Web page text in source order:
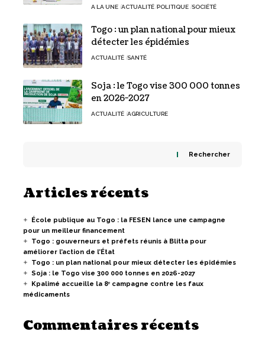
A LA UNE ACTUALITÉ POLITIQUE SOCIÉTÉ
Togo : un plan national pour mieux
détecter les épidémies
ACTUALITÉ SANTÉ
Soja : le Togo vise 300 000 tonnes
en 2026-2027
ACTUALITÉ AGRICULTURE
Rechercher
Articles récents
École publique au Togo : la FESEN lance une campagne
pour un meilleur financement
Togo : gouverneurs et préfets réunis à Blitta pour
améliorer l’action de l’État
Togo : un plan national pour mieux détecter les épidémies
Soja : le Togo vise 300 000 tonnes en 2026-2027
Kpalimé accueille la 8ᵉ campagne contre les faux
médicaments
Commentaires récents